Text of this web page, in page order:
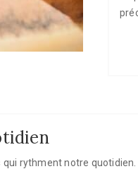
qui rythment notre